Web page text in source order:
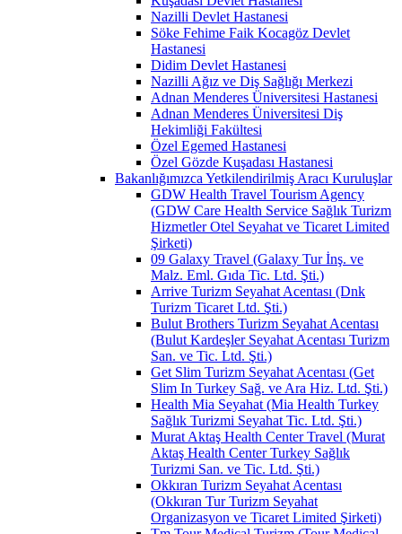
Nazilli Devlet Hastanesi
Söke Fehime Faik Kocagöz Devlet
Hastanesi
Didim Devlet Hastanesi
Nazilli Ağız ve Diş Sağlığı Merkezi
Adnan Menderes Üniversitesi Hastanesi
Adnan Menderes Üniversitesi Diş
Hekimliği Fakültesi
Özel Egemed Hastanesi
Özel Gözde Kuşadası Hastanesi
Bakanlığımızca Yetkilendirilmiş Aracı Kuruluşlar
GDW Health Travel Tourism Agency
(GDW Care Health Service Sağlık Turizm
Hizmetler Otel Seyahat ve Ticaret Limited
Şirketi)
09 Galaxy Travel (Galaxy Tur İnş. ve
Malz. Eml. Gıda Tic. Ltd. Şti.)
Arrive Turizm Seyahat Acentası (Dnk
Turizm Ticaret Ltd. Şti.)
Bulut Brothers Turizm Seyahat Acentası
(Bulut Kardeşler Seyahat Acentası Turizm
San. ve Tic. Ltd. Şti.)
Get Slim Turizm Seyahat Acentası (Get
Slim In Turkey Sağ. ve Ara Hiz. Ltd. Şti.)
Health Mia Seyahat (Mia Health Turkey
Sağlık Turizmi Seyahat Tic. Ltd. Şti.)
Murat Aktaş Health Center Travel (Murat
Aktaş Health Center Turkey Sağlık
Turizmi San. ve Tic. Ltd. Şti.)
Okkıran Turizm Seyahat Acentası
(Okkıran Tur Turizm Seyahat
Organizasyon ve Ticaret Limited Şirketi)